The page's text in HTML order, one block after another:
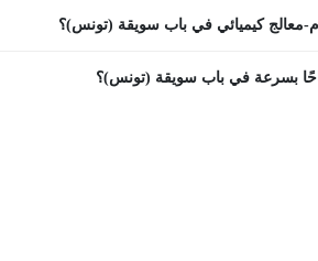
معالج كيميائي في باب سويقة (تونس)؟
بسرعة في باب سويقة (تونس)؟